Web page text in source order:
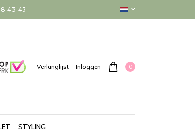
43 43
Verlanglijst Inloggen 0
STYLING